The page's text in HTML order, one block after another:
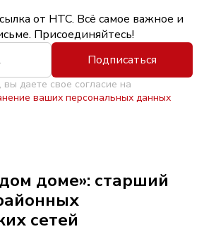
от НТС. Всё самое важное и
Присоединяйтесь!
Подписаться
даете свое согласие на
ваших персональных данных
доме»: старший
сетей